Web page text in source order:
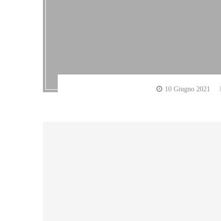
10 Giugno 2021